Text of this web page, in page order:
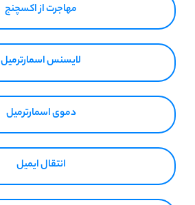
مهاجرت از اکسچنج
لایسنس اسمارترمیل
دموی اسمارترمیل
انتقال ایمیل